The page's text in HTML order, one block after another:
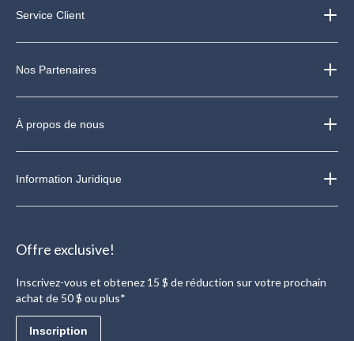
Service Client
Nos Partenaires
À propos de nous
Information Juridique
Offre exclusive!
Inscrivez-vous et obtenez 15 $ de réduction sur votre prochain
achat de 50 $ ou plus*
Inscription